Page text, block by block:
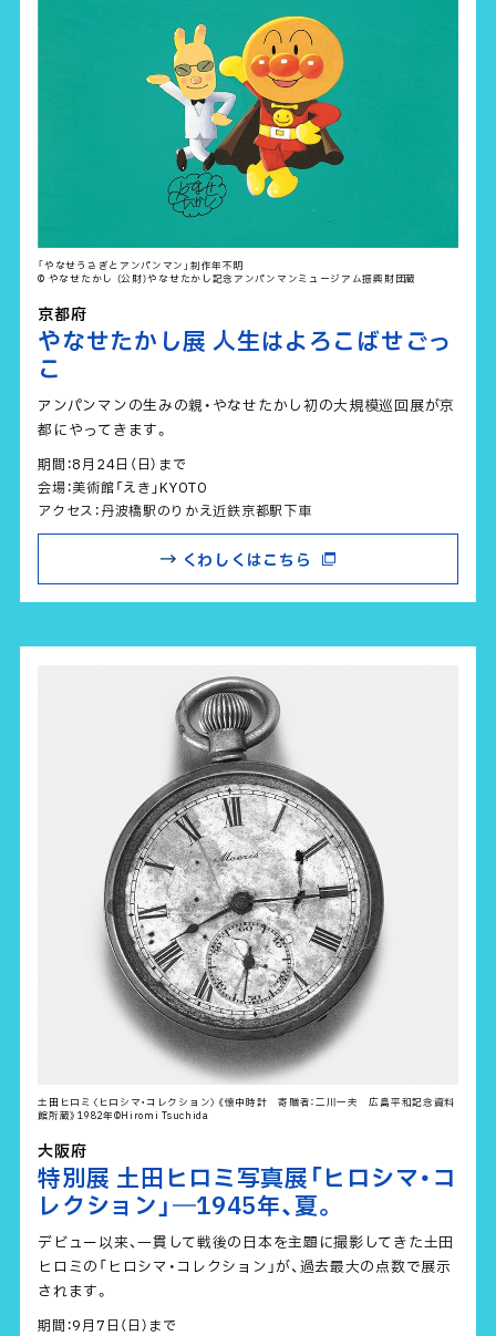
「やなせうさぎとアンパンマン」制作年不明
© やなせたかし （公財）やなせたかし記念アンパンマンミュージアム振興財団蔵
京都府
やなせたかし展 人生はよろこばせごっ
こ
アンパンマンの生みの親・やなせたかし初の大規模巡回展が京
都にやってきます。
期間：8月24日（日）まで
会場：美術館「えき」KYOTO
アクセス：丹波橋駅のりかえ近鉄京都駅下車
くわしくはこちら
土田ヒロミ〈ヒロシマ・コレクション〉《懐中時計 寄贈者：二川一夫 広島平和記念資料
館所蔵》1982年©Hiromi Tsuchida
大阪府
特別展 土田ヒロミ写真展「ヒロシマ・コ
レクション」―1945年、夏。
デビュー以来、一貫して戦後の日本を主題に撮影してきた土田
ヒロミの「ヒロシマ・コレクション」が、過去最大の点数で展示
されます。
期間：9月7日（日）まで